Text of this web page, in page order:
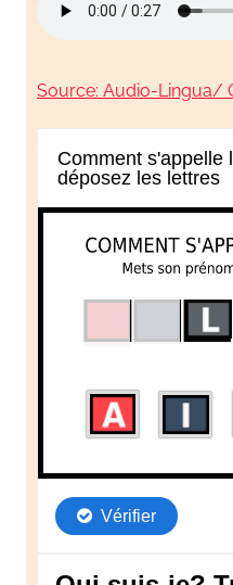
en
s'amusant
Source: Audio-Lingua/